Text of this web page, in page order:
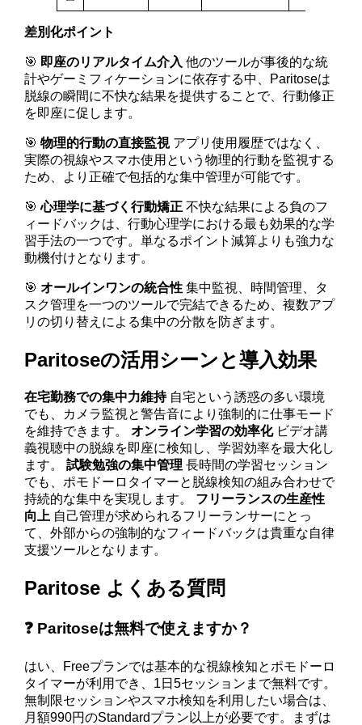
差別化ポイント
🎯 即座のリアルタイム介入 他のツールが事後的な統
計やゲーミフィケーションに依存する中、Paritoseは
脱線の瞬間に不快な結果を提供することで、行動修正
を即座に促します。
🎯物理的行動の直接監視アプリ使用履歴ではなく、
実際の視線やスマホ使用という物理的行動を監視する
ため、より正確で包括的な集中管理が可能です。
🎯心理学に基づく行動矯正 不快な結果による負のフ
ィードバックは、行動心理学における最も効果的な学
習手法の一つです。単なるポイント減算よりも強力な
動機付けとなります。
🎯オールインワンの統合性 集中監視、時間管理、タ
スク管理を一つのツールで完結できるため、複数アプ
リの切り替えによる集中の分散を防ぎます。
Paritoseの活用シーンと導入効果
在宅勤務での集中力維持自宅という誘惑の多い環境
でも、カメラ監視と警告音により強制的に仕事モード
を維持できます。オンライン学習の効率化ビデオ講
義視聴中の脱線を即座に検知し、学習効率を最大化し
ます。試験勉強の集中管理 長時間の学習セッション
でも、ポモドーロタイマーと脱線検知の組み合わせで
持続的な集中を実現します。 フリーランスの生産性
向上 自己管理が求められるフリーランサーにとっ
て、外部からの強制的なフィードバックは貴重な自律
支援ツールとなります。
Paritose よくある質問
❓ Paritoseは無料で使えますか？
はい、Freeプランでは基本的な視線検知とポモドーロ
タイマーが利用でき、1日5セッションまで無料です。
無制限セッションやスマホ検知を利用したい場合は、
月額990円のStandardプラン以上が必要です。まずは